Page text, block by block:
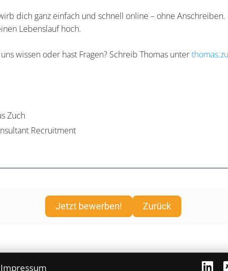
Jetzt bewerben! Zurück
dich ganz einfach und schnell online – ohne
Lebenslauf hoch.
wissen oder hast Fragen? Schreib Thomas unter
Zuch
Recruitment
Impressum